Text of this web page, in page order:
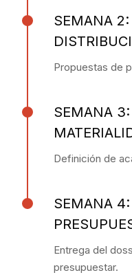
SEMANA
Propuestas de
SEMANA
Definición de
SEMANA
Entrega del
presupuestar.